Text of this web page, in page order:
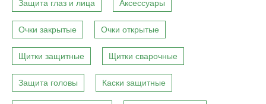
Защита глаз и лица Аксессуары
Очки закрытые Очки открытые
Щитки защитные Щитки сварочные
Защита головы Каски защитные